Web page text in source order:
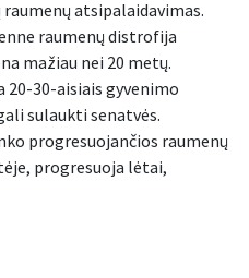
atsipalaidavimas.
raumenų distrofija
mažiau nei 20 metų.
20-30-aisiais gyvenimo
sulaukti senatvės.
progresuojančios raumenų
progresuoja lėtai,